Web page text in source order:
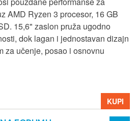
AMD Ryzen 3 procesor, 16 GB
15,6" zaslon pruža ugodno
dok lagan i jednostavan dizajn
za učenje, posao i osnovnu
KUPI